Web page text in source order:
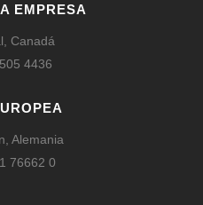
EMPRESA
Canadá
4436
Alemania
76662 0